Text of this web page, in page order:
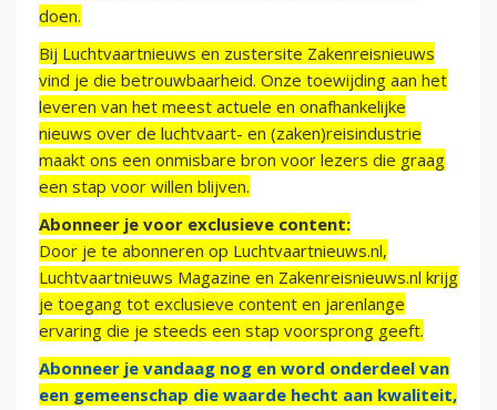
doen.
Bij Luchtvaartnieuws en zustersite Zakenreisnieuws
vind je die betrouwbaarheid. Onze toewijding aan het
leveren van het meest actuele en onafhankelijke
nieuws over de luchtvaart- en (zaken)reisindustrie
maakt ons een onmisbare bron voor lezers die graag
een stap voor willen blijven.
Abonneer je voor exclusieve content:
Door je te abonneren op Luchtvaartnieuws.nl,
Luchtvaartnieuws Magazine en Zakenreisnieuws.nl krijg
je toegang tot exclusieve content en jarenlange
ervaring die je steeds een stap voorsprong geeft.
Abonneer je vandaag nog en word onderdeel van
een gemeenschap die waarde hecht aan kwaliteit,